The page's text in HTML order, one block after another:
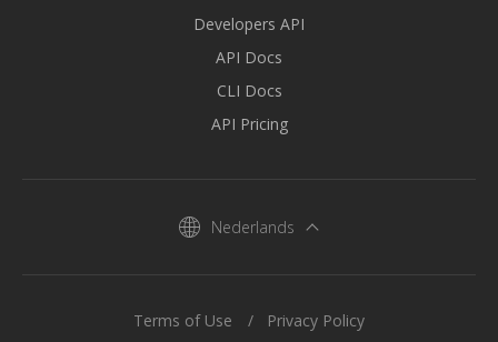
Developers API
API Docs
CLI Docs
API Pricing
Nederlands
Terms of Use Privacy Policy